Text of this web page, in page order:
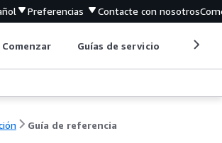
Preferencias Contacte con nosotros
Comenzar Guías de servicio
Guía de referencia